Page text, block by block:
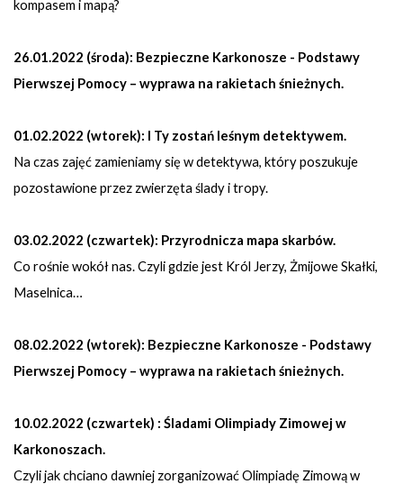
kompasem i mapą?
26.01.2022 (środa): Bezpieczne Karkonosze - Podstawy
Pierwszej Pomocy – wyprawa na rakietach śnieżnych.
01.02.2022 (wtorek): I Ty zostań leśnym detektywem.
Na czas zajęć zamieniamy się w detektywa, który poszukuje
pozostawione przez zwierzęta ślady i tropy.
03.02.2022 (czwartek): Przyrodnicza mapa skarbów.
Co rośnie wokół nas. Czyli gdzie jest Król Jerzy, Żmijowe Skałki,
Maselnica…
08.02.2022 (wtorek): Bezpieczne Karkonosze - Podstawy
Pierwszej Pomocy – wyprawa na rakietach śnieżnych.
10.02.2022 (czwartek) : Śladami Olimpiady Zimowej w
Karkonoszach.
Czyli jak chciano dawniej zorganizować Olimpiadę Zimową w